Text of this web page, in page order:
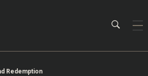
Redemption